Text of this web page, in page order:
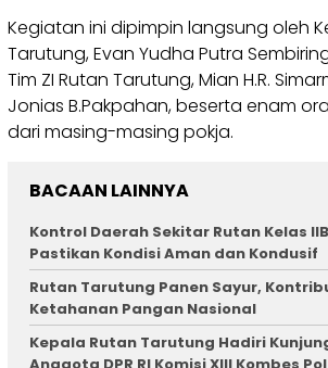
Kegiatan ini dipimpin langsung oleh
Tarutung, Evan Yudha Putra
Tim ZI Rutan Tarutung, Mian H.R.
Jonias B.Pakpahan, beserta enam
dari masing-masing pokja.
BACAAN LAINNYA
Kontrol Daerah Sekitar Rutan Kelas
Pastikan Kondisi Aman dan Kondusif
Rutan Tarutung Panen Sayur,
Ketahanan Pangan Nasional
Kepala Rutan Tarutung Hadiri